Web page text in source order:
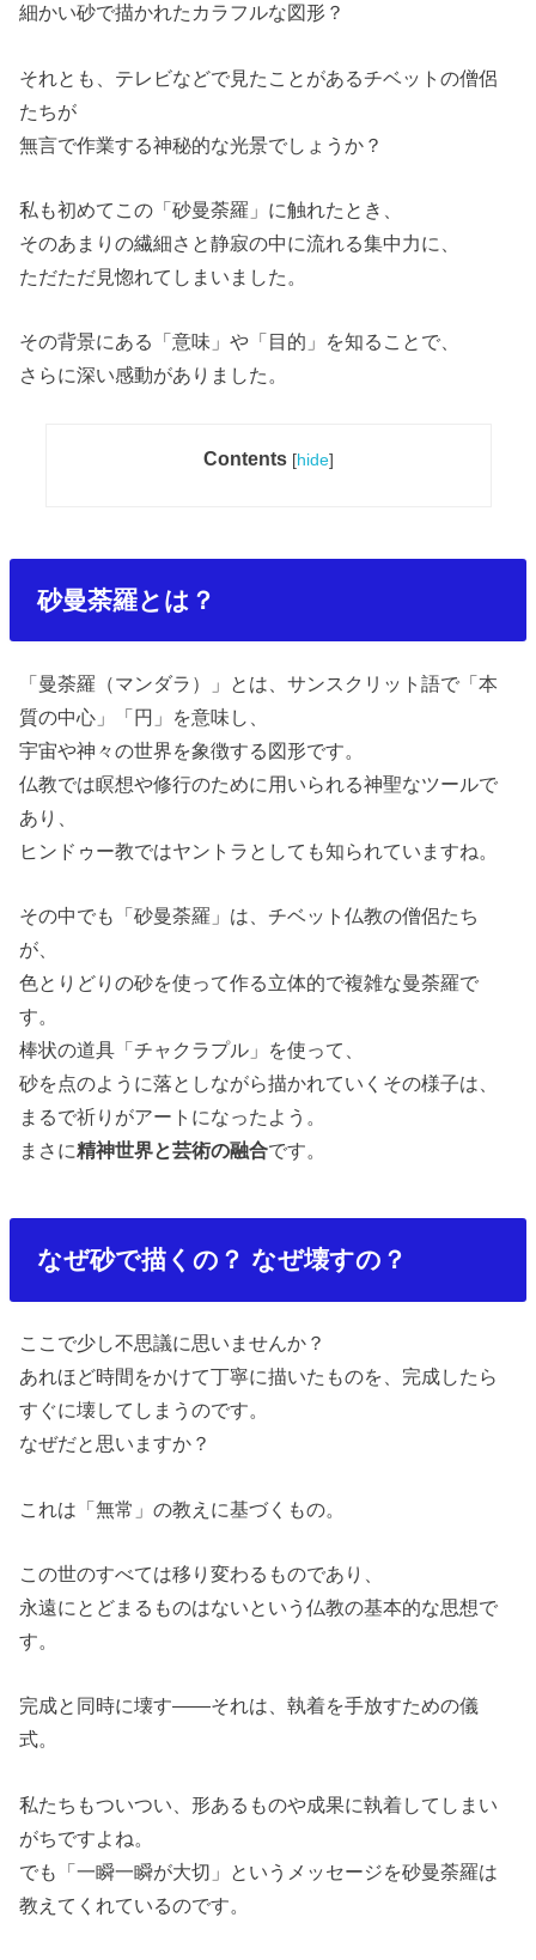
細かい砂で描かれたカラフルな図形？
それとも、テレビなどで見たことがあるチベットの僧侶
たちが
無言で作業する神秘的な光景でしょうか？
私も初めてこの「砂曼荼羅」に触れたとき、
そのあまりの繊細さと静寂の中に流れる集中力に、
ただただ見惚れてしまいました。
その背景にある「意味」や「目的」を知ることで、
さらに深い感動がありました。
Contents [hide]
砂曼荼羅とは？
「曼荼羅（マンダラ）」とは、サンスクリット語で「本
質の中心」「円」を意味し、
宇宙や神々の世界を象徴する図形です。
仏教では瞑想や修行のために用いられる神聖なツールで
あり、
ヒンドゥー教ではヤントラとしても知られていますね。
その中でも「砂曼荼羅」は、チベット仏教の僧侶たち
が、
色とりどりの砂を使って作る立体的で複雑な曼荼羅で
す。
棒状の道具「チャクラプル」を使って、
砂を点のように落としながら描かれていくその様子は、
まるで祈りがアートになったよう。
まさに精神世界と芸術の融合です。
なぜ砂で描くの？ なぜ壊すの？
ここで少し不思議に思いませんか？
あれほど時間をかけて丁寧に描いたものを、完成したら
すぐに壊してしまうのです。
なぜだと思いますか？
これは「無常」の教えに基づくもの。
この世のすべては移り変わるものであり、
永遠にとどまるものはないという仏教の基本的な思想で
す。
完成と同時に壊す――それは、執着を手放すための儀
式。
私たちもついつい、形あるものや成果に執着してしまい
がちですよね。
でも「一瞬一瞬が大切」というメッセージを砂曼荼羅は
教えてくれているのです。